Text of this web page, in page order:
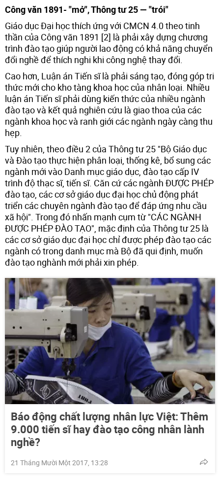
Công văn 1891- "mở", Thông tư 25 — "trói"
Giáo dục Đại học thích ứng với CMCN 4.0 theo tinh
thần của Công văn 1891 [2] là phải xây dựng chương
trình đào tạo giúp người lao động có khả năng chuyển
đổi nghề để thích nghi khi công nghệ thay đổi.
Cao hơn, Luận án Tiến sĩ là phải sáng tạo, đóng góp tri
thức mới cho kho tàng khoa học của nhân loại. Nhiều
luận án Tiến sĩ phải dùng kiến thức của nhiều ngành
đào tạo và kết quả nghiên cứu là giao thoa của các
ngành khoa học và ranh giới các ngành ngày càng thu
hẹp.
Tuy nhiên, theo điều 2 của Thông tư 25 "Bộ Giáo dục
và Đào tạo thực hiện phân loại, thống kê, bổ sung các
ngành mới vào Danh mục giáo dục, đào tạo cấp IV
trình độ thạc sĩ, tiến sĩ. Căn cứ các ngành ĐƯỢC PHÉP
đào tạo, các cơ sở giáo dục đại học chủ động phát
triển các chuyên ngành đào tạo để đáp ứng nhu cầu
xã hội". Trong đó nhấn mạnh cụm từ "CÁC NGÀNH
ĐƯỢC PHÉP ĐÀO TẠO", mặc định của Thông tư 25 là
các cơ sở giáo dục đại học chỉ được phép đào tạo các
ngành có trong danh mục mà Bộ đã qui định, muốn
đào tạo nghành mới phải xin phép.
Báo động chất lượng nhân lực Việt: Thêm
9.000 tiến sĩ hay đào tạo công nhân lành
nghề?
21 Tháng Mười Một 2017, 13:28